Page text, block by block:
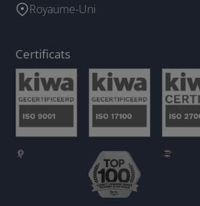
Royaume-Uni
Certificats